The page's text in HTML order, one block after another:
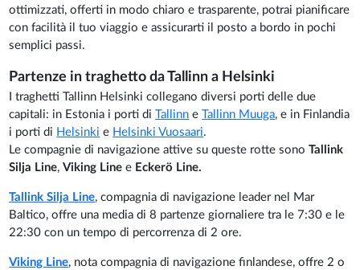
ottimizzati, offerti in modo chiaro e trasparente, potrai pianificare
con facilità il tuo viaggio e assicurarti il posto a bordo in pochi
semplici passi.
Partenze in traghetto da Tallinn a Helsinki
I traghetti Tallinn Helsinki collegano diversi porti delle due
capitali: in Estonia i porti diTallinn eTallinn Muuga, e in Finlandia
i porti di Helsinki e Helsinki Vuosaari.
Le compagnie di navigazione attive su queste rotte sonoTallink
Silja Line,Viking Linee Eckerö Line.
Tallink Silja Line, compagnia di navigazione leader nel Mar
Baltico, offre una media di 8 partenze giornaliere tra le 7:30 e le
22:30 con un tempo di percorrenza di 2 ore.
Viking Line, nota compagnia di navigazione finlandese, offre 2 o